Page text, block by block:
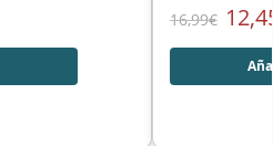
16,99€